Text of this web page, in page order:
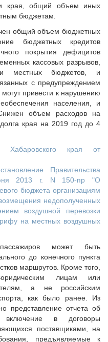
края, общий объем иных
бюджетам.
общий объем бюджетных
бюджетных кредитов
покрытия дефицитов
кассовых разрывов,
местных бюджетов, и
с предупреждением
привести к нарушению
населения, и
объем расходов на
края на 2019 год до 4
Хабаровского края от
Правительства
2013 г. N 150-пр "О
бюджета организациям
недополученных
воздушной перевозки
на местных воздушных
может быть
до конечного пункта
маршрутов. Кроме того,
лицам или
а не российским
как было ранее. Из
представление отчета об
включение в договоры
поставщиками, на
предъявляемые к